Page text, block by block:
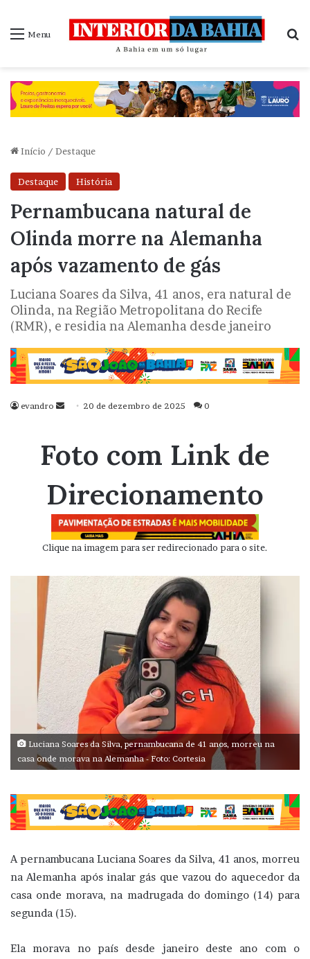
Menu
Início / Destaque
Destaque História
Pernambucana natural de
Olinda morre na Alemanha
após vazamento de gás
Luciana Soares da Silva, 41 anos, era natural de
Olinda, na Região Metropolitana do Recife
(RMR), e residia na Alemanha desde janeiro
evandro
Mande
mail
20 de dezembro de 2025 0
Foto com Link de
Direcionamento
Clique na imagem para ser redirecionado para o site.
Luciana Soares da Silva, pernambucana de 41 anos, morreu na
casa onde morava na Alemanha - Foto: Cortesia
A pernambucana Luciana Soares da Silva, 41 anos, morreu
na Alemanha após inalar gás que vazou do aquecedor da
casa onde morava, na madrugada do domingo (14) para
segunda (15).
Ela morava no país desde janeiro deste ano com o